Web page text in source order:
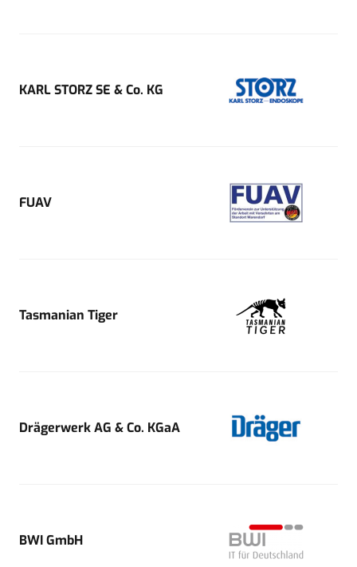
KARL STORZ SE & Co. KG
FUAV
Tasmanian Tiger
Drägerwerk AG & Co. KGaA
BWI GmbH